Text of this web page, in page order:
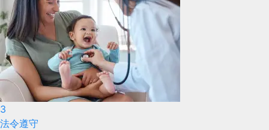
3
法令遵守